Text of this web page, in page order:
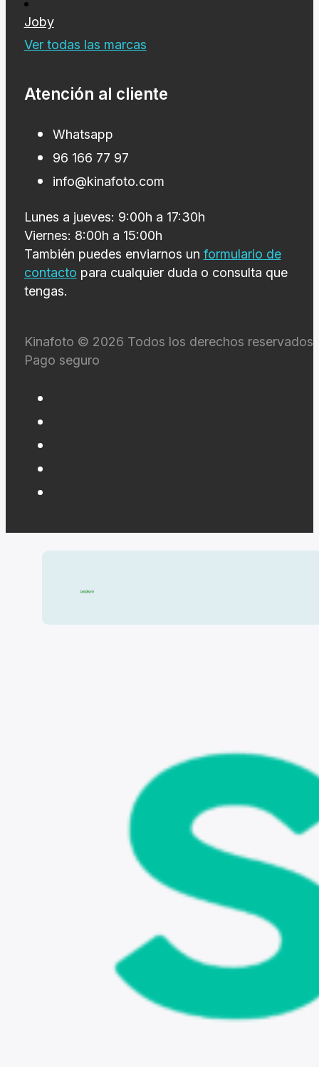
Joby
Ver todas las marcas
Atención al cliente
Whatsapp
96 166 77 97
info@kinafoto.com
Lunes a jueves: 9:00h a 17:30h
Viernes: 8:00h a 15:00h
También puedes enviarnos un formulario de
contacto para cualquier duda o consulta que
tengas.
Kinafoto © 2026 Todos los derechos reservados
Pago seguro